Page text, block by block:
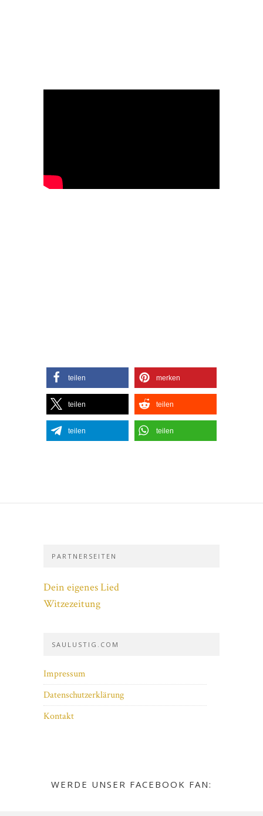
teilen merken
teilen teilen
teilen teilen
PARTNERSEITEN
Dein eigenes Lied
Witzezeitung
SAULUSTIG.COM
Impressum
Datenschutzerklärung
Kontakt
WERDE UNSER FACEBOOK FAN: